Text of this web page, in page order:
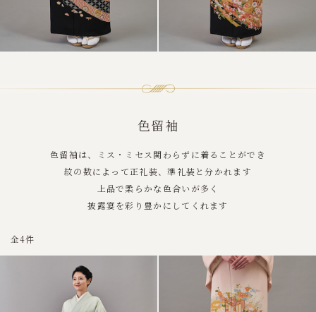
色留袖
色留袖は、ミス・ミセス関わらずに着ることができ
紋の数によって正礼装、準礼装と分かれます
上品で柔らかな色合いが多く
披露宴を彩り豊かにしてくれます
全4件